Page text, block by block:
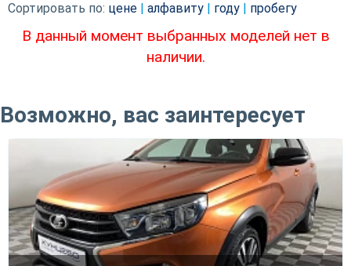
Сортировать по: цене алфавиту году пробегу
В данный момент выбранных моделей нет в
наличии.
Возможно, вас заинтересует